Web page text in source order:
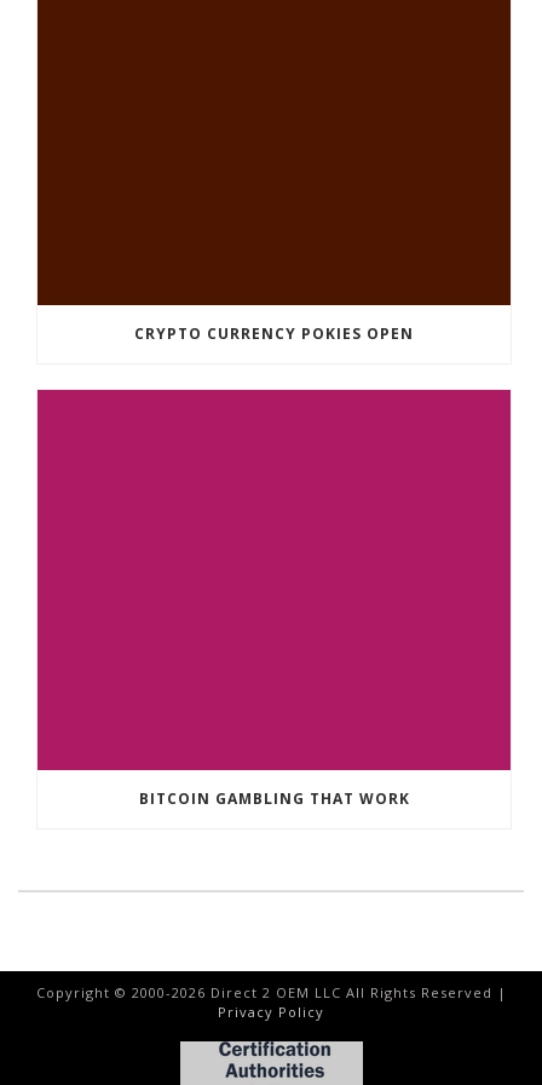
CRYPTO CURRENCY POKIES OPEN
BITCOIN GAMBLING THAT WORK
Copyright © 2000-2026 Direct 2 OEM LLC All Rights Reserved |
Privacy Policy